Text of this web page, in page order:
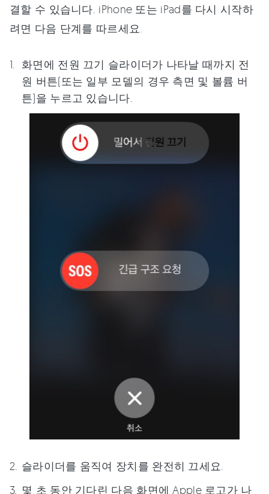
결할 수 있습니다. iPhone 또는 iPad를 다시 시작하
려면 다음 단계를 따르세요.
화면에 전원 끄기 슬라이더가 나타날 때까지 전
원 버튼(또는 일부 모델의 경우 측면 및 볼륨 버
튼)을 누르고 있습니다.
슬라이더를 움직여 장치를 완전히 끄세요.
몇 초 동안 기다린 다음 화면에 Apple 로고가 나